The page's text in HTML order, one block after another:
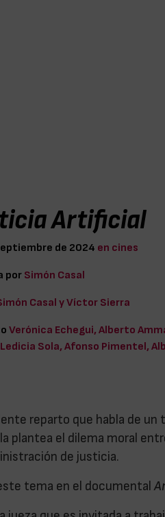
Artificial
de 2024 en cines
por Simón Casal
Casal y Víctor Sierra
Verónica Echegui, Alberto
Sola, Afonso Pimentel,
reparto que habla de un
plantea el dilema moral
de justicia.
tema en el documental